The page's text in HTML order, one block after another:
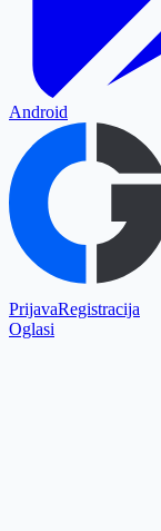
Android
PrijavaRegistracija
Oglasi